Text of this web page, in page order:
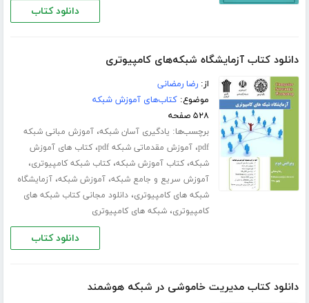
دانلود کتاب
دانلود کتاب آزمایشگاه شبکه‌های کامپیوتری
از:رضا رمضانی
موضوع:کتاب‌های آموزش شبکه
۵۲۸ صفحه
برچسب‌ها: یادگیری آسان شبکه،آموزش مبانی شبکه
pdf،آموزش مقدماتی شبکه pdf ،کتاب های آموزش
شبکه،کتاب آموزش شبکه،کتاب شبکه کامپیوتری،
آموزش سریع و جامع شبکه،آموزش شبکه،آزمایشگاه
شبکه های کامپیوتری،دانلود مجانی کتاب شبکه های
کامپیوتری،شبکه های کامپیوتری
دانلود کتاب
دانلود کتاب مدیریت خاموشی در شبکه هوشمند